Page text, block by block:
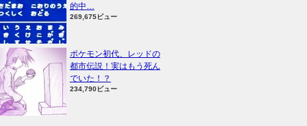
的中…
269,675ビュー
ポケモン初代、レッドの
都市伝説！実はもう死ん
でいた！？
234,790ビュー